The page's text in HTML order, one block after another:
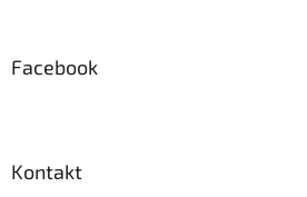
Facebook
Kontakt